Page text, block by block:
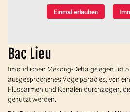
Einmal erlauben
Bac Lieu
Im südlichen Mekong-Delta gelegen, ist
ausgesprochenes Vogelparadies, von
Flussarmen und Kanälen durchzogen,
genutzt werden.